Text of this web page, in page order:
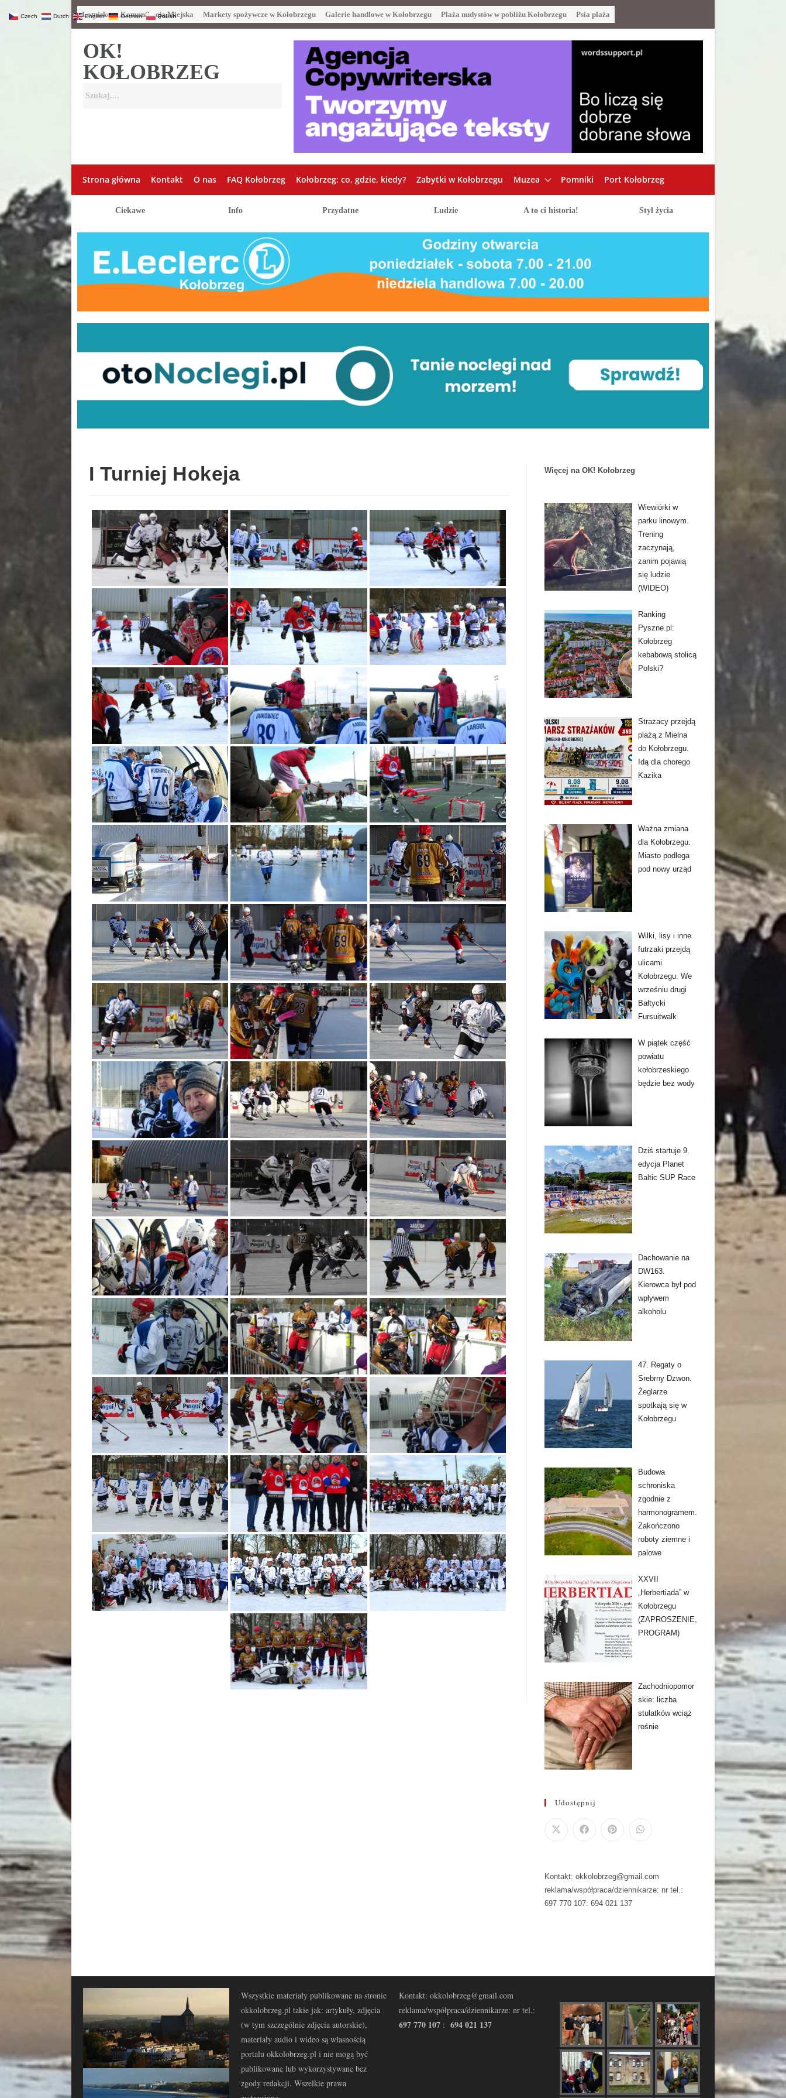
Lotnisko Komunikacja Miejska Markety spożywcze w Kołobrzegu Galerie handlowe w Kołobrzegu Plaża nudystów w pobliżu Kołobrzegu Psia plaża
OK!
KOŁOBRZEG
Strona główna Kontakt O nas FAQ Kołobrzeg Kołobrzeg: co, gdzie, kiedy? Zabytki w Kołobrzegu Muzea Pomniki Port Kołobrzeg
Ciekawe Info Przydatne Ludzie A to ci historia! Styl życia
I Turniej Hokeja Więcej na OK! Kołobrzeg
Wiewiórki w
parku linowym.
Trening
zaczynają,
zanim pojawią
się ludzie
(WIDEO)
Ranking
Pyszne.pl:
Kołobrzeg
kebabową stolicą
Polski?
Strażacy przejdą
plażą z Mielna
do Kołobrzegu.
Idą dla chorego
Kazika
Ważna zmiana
dla Kołobrzegu.
Miasto podlega
pod nowy urząd
Wilki, lisy i inne
futrzaki przejdą
ulicami
Kołobrzegu. We
wrześniu drugi
Bałtycki
Fursuitwalk
W piątek część
powiatu
kołobrzeskiego
będzie bez wody
Dziś startuje 9.
edycja Planet
Baltic SUP Race
Dachowanie na
DW163.
Kierowca był pod
wpływem
alkoholu
47. Regaty o
Srebrny Dzwon.
Żeglarze
spotkają się w
Kołobrzegu
Budowa
schroniska
zgodnie z
harmonogramem.
Zakończono
roboty ziemne i
palowe
XXVII
„Herbertiada” w
Kołobrzegu
(ZAPROSZENIE,
PROGRAM)
Zachodniopomor
skie: liczba
stulatków wciąż
rośnie
Udostępnij
Kontakt: okkolobrzeg@gmail.com
reklama/współpraca/dziennikarze: nr tel.:
697 770 107: 694 021 137
Wszystkie materiały publikowane na stronie
okkolobrzeg.pl takie jak: artykuły, zdjęcia
(w tym szczególnie zdjęcia autorskie),
materiały audio i wideo są własnością
portalu okkolobrzeg.pl i nie mogą być
publikowane lub wykorzystywane bez
zgody redakcji. Wszelkie prawa
Kontakt: okkolobrzeg@gmail.com
reklama/współpraca/dziennikarze: nr tel.:
697 770 107 : 694 021 137
Czech Dutch English German Polish